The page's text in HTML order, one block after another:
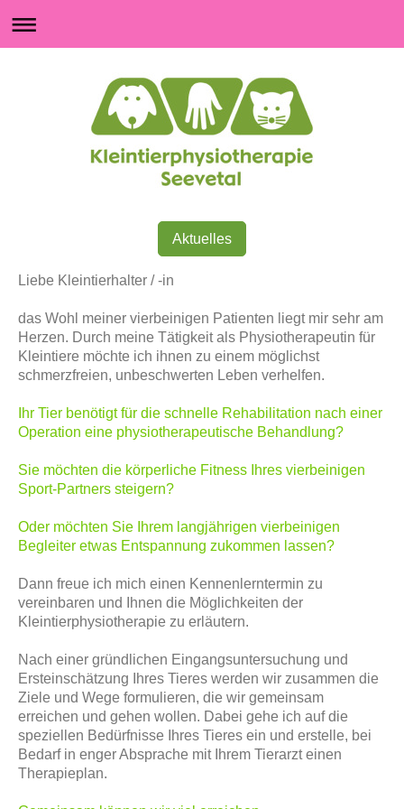
Aktuelles
Liebe Kleintierhalter / -in
das Wohl meiner vierbeinigen Patienten liegt mir sehr am
Herzen. Durch meine Tätigkeit als Physiotherapeutin für
Kleintiere möchte ich ihnen zu einem möglichst
schmerzfreien, unbeschwerten Leben verhelfen.
Ihr Tier benötigt für die schnelle Rehabilitation nach einer
Operation eine physiotherapeutische Behandlung?
Sie möchten die körperliche Fitness Ihres vierbeinigen
Sport-Partners steigern?
Oder möchten Sie Ihrem langjährigen vierbeinigen
Begleiter etwas Entspannung zukommen lassen?
Dann freue ich mich einen Kennenlerntermin zu
vereinbaren und Ihnen die Möglichkeiten der
Kleintierphysiotherapie zu erläutern.
Nach einer gründlichen Eingangsuntersuchung und
Ersteinschätzung Ihres Tieres werden wir zusammen die
Ziele und Wege formulieren, die wir gemeinsam
erreichen und gehen wollen. Dabei gehe ich auf die
speziellen Bedürfnisse Ihres Tieres ein und erstelle, bei
Bedarf in enger Absprache mit Ihrem Tierarzt einen
Therapieplan.